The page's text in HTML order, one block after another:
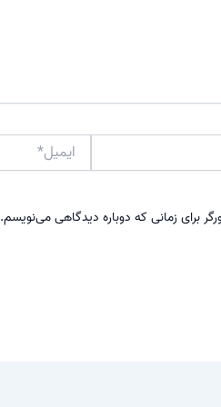
ایمیل*
برای زمانی که دوباره دیدگاهی می‌نویسم.